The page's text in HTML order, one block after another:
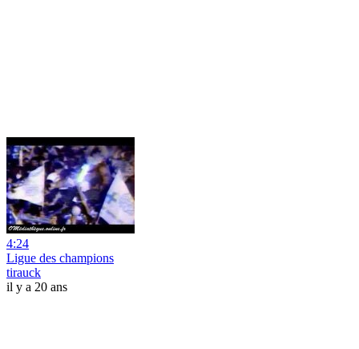
4:24
Ligue des champions
tirauck
il y a 20 ans